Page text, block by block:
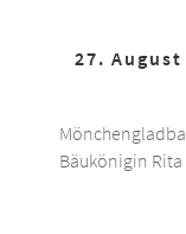
27.
Bäukönigin Rita